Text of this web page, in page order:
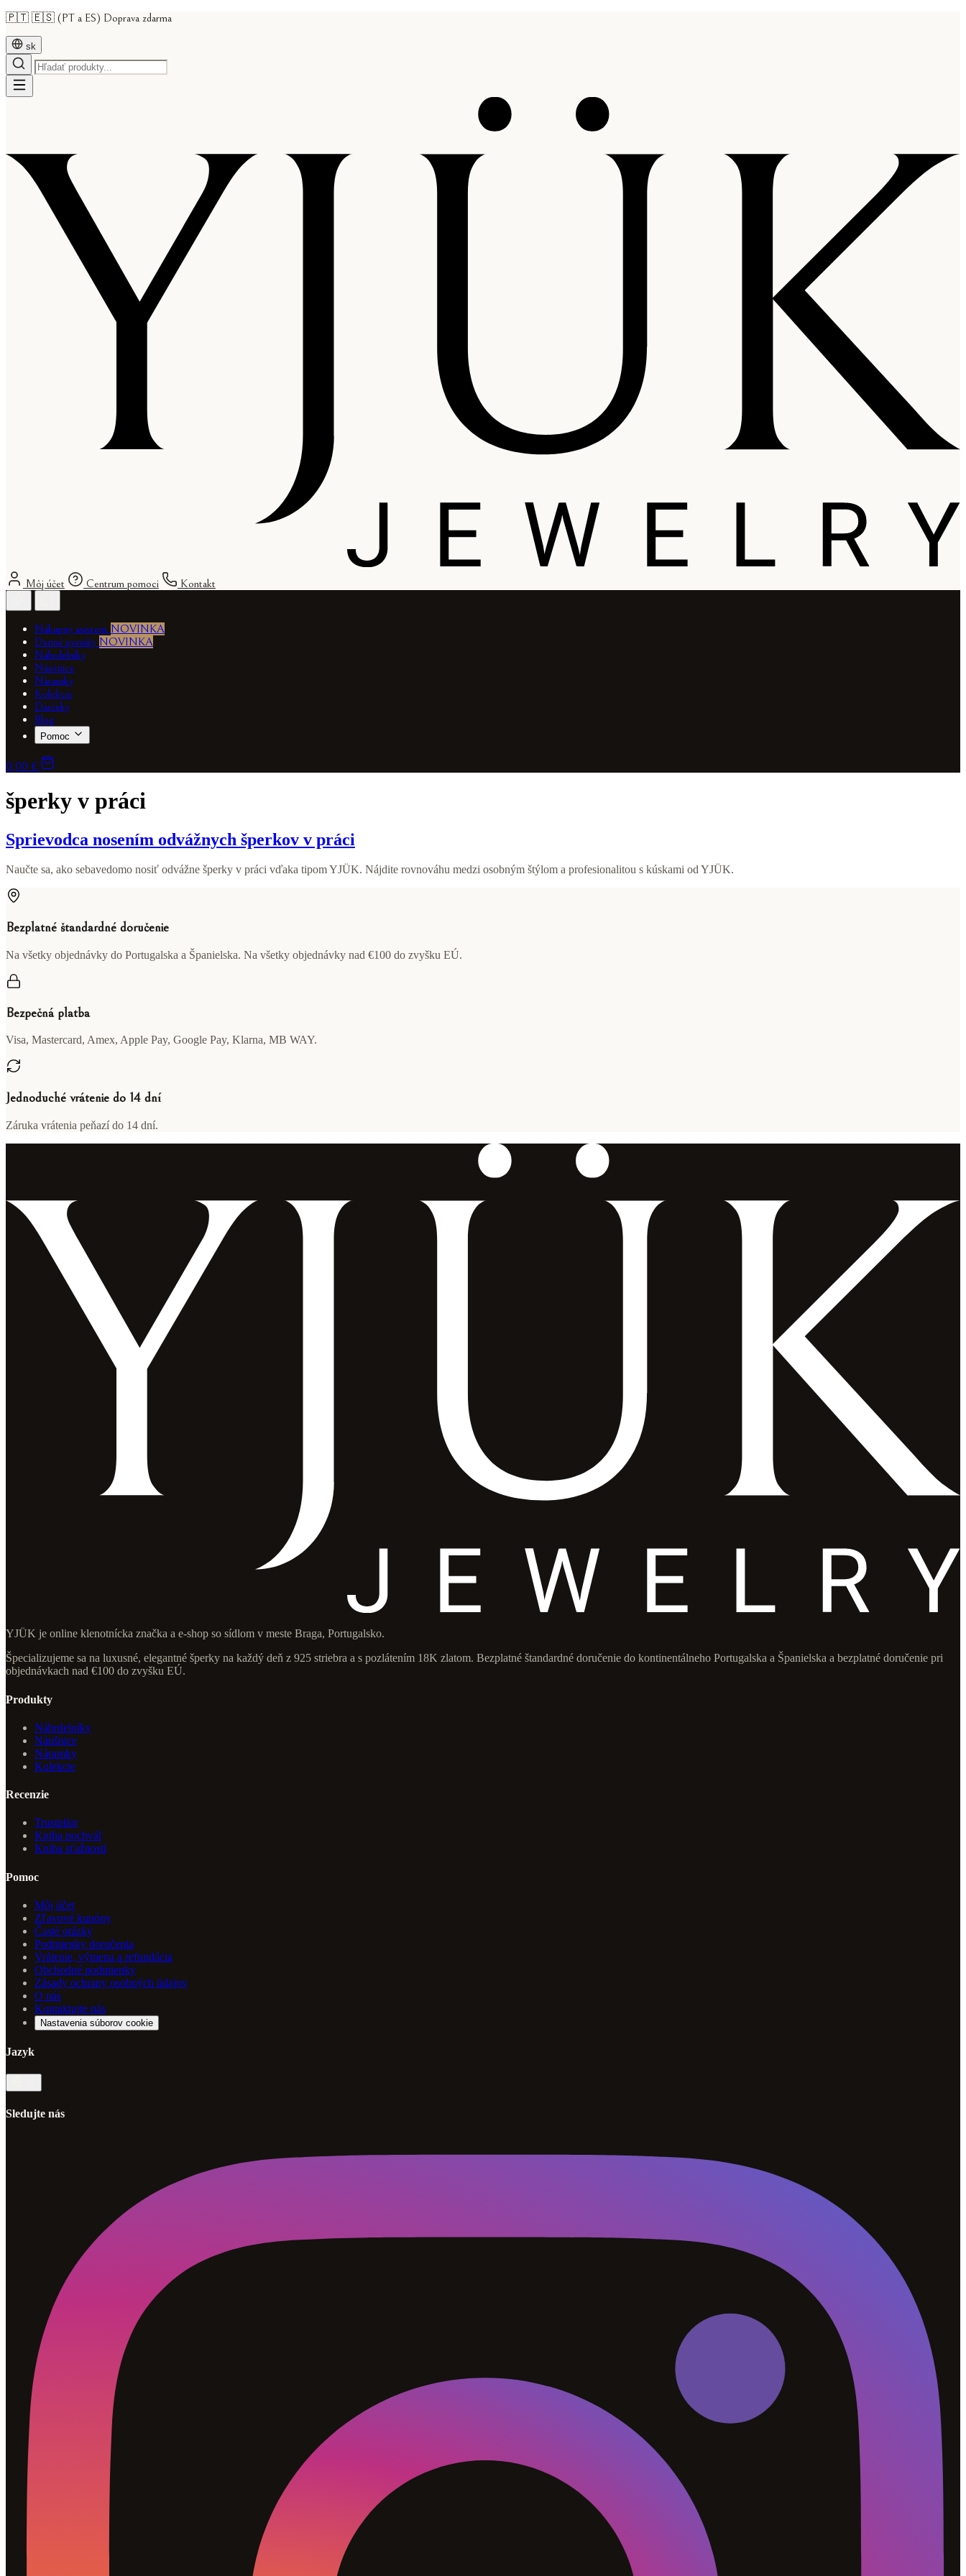
🇵🇹 🇪🇸 (PT a ES) Doprava zdarma
sk
Môj účet Centrum pomoci Kontakt
Nákupný asistent NOVINKA
Denné ponuky NOVINKA
Náhrdelníky
Náušnice
Náramky
Kolekcie
Darčeky
Blog
Pomoc
0,00 €
šperky v práci
Sprievodca nosením odvážnych šperkov v práci
Naučte sa, ako sebavedomo nosiť odvážne šperky v práci vďaka tipom YJÜK. Nájdite rovnováhu medzi osobným štýlom a profesionalitou s kúskami od YJÜK.
Bezplatné štandardné doručenie
Na všetky objednávky do Portugalska a Španielska. Na všetky objednávky nad €100 do zvyšku EÚ.
Bezpečná platba
Visa, Mastercard, Amex, Apple Pay, Google Pay, Klarna, MB WAY.
Jednoduché vrátenie do 14 dní
Záruka vrátenia peňazí do 14 dní.
YJÜK je online klenotnícka značka a e-shop so sídlom v meste Braga, Portugalsko.
Špecializujeme sa na luxusné, elegantné šperky na každý deň z 925 striebra a s pozlátením 18K zlatom. Bezplatné štandardné doručenie do kontinentálneho Portugalska a Španielska a bezplatné doručenie pri
objednávkach nad €100 do zvyšku EÚ.
Produkty
Náhrdelníky
Náušnice
Náramky
Kolekcie
Recenzie
Trustpilot
Kniha pochvál
Kniha sťažností
Pomoc
Môj účet
Zľavové kupóny
Časté otázky
Podmienky doručenia
Vrátenie, výmena a refundácia
Obchodné podmienky
Zásady ochrany osobných údajov
O nás
Kontaktujte nás
Nastavenia súborov cookie
Jazyk
Sledujte nás